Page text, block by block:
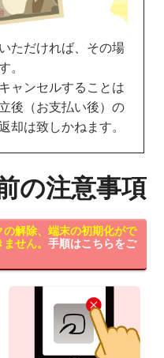
ただければ、その場
。
ャンセルすることは
後（お支払い後）の
却は致しかねます。
の注意事項
解除、端末の初期化がで
せん。 手順はこちらをご